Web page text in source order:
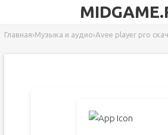
Главная›Музыка и аудио›Avee player pro